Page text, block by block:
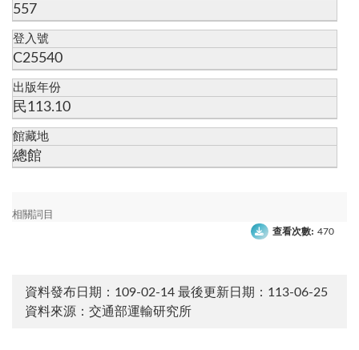
557
登入號
C25540
出版年份
民113.10
館藏地
總館
相關詞目
查看次數: 470
資料發布日期：109-02-14 最後更新日期：113-06-25
資料來源：交通部運輸研究所